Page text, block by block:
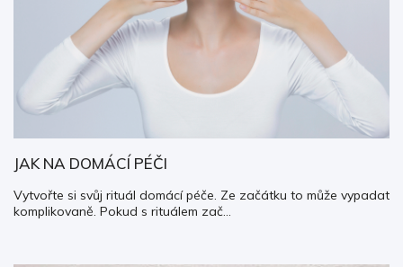
JAK NA DOMÁCÍ PÉČI
Vytvořte si svůj rituál domácí péče. Ze začátku to může vypadat
komplikovaně. Pokud s rituálem zač...